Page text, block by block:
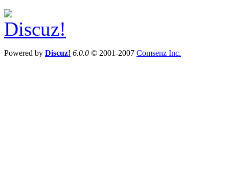
Powered by Discuz! 6.0.0 © 2001-2007 Comsenz Inc.